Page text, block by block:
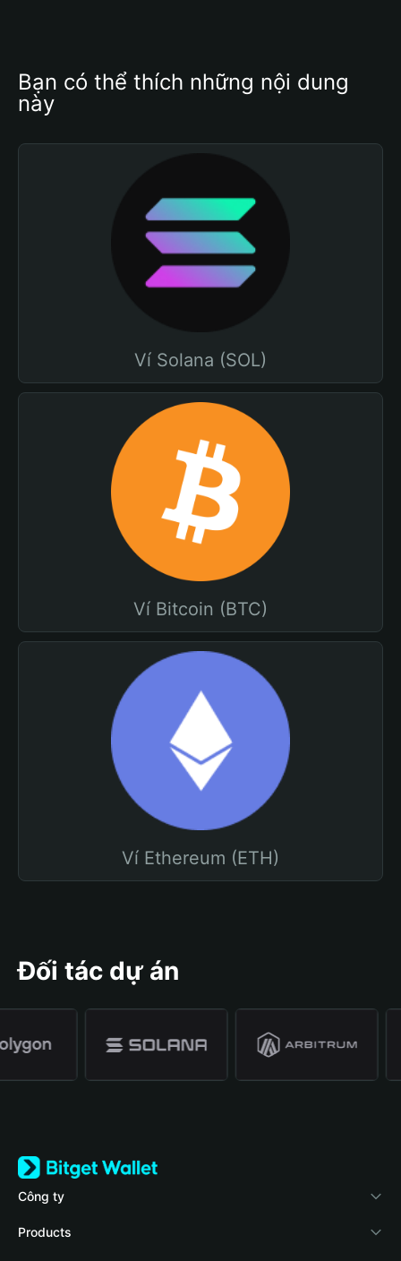
Bạn có thể thích những nội dung
này
Ví Solana (SOL)
Ví Bitcoin (BTC)
Ví Ethereum (ETH)
Đối tác dự án
Công ty
Về Bitget Wallet
Products